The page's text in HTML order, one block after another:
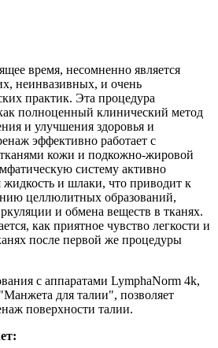
время, несомненно является
неинвазивных, и очень
практик. Эта процедура
полноценный клинический метод
и улучшения здоровья и
эффективно работает с
кожи и подкожно-жировой
систему активно
и шлаки, что приводит к
целлюлитных образований,
и обмена веществ в тканях.
как приятное чувство легкости и
после первой же процедуры
с аппаратами LymphaNorm 4k,
для талии", позволяет
поверхности талии.